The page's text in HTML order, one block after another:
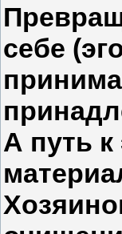
себе
А путь